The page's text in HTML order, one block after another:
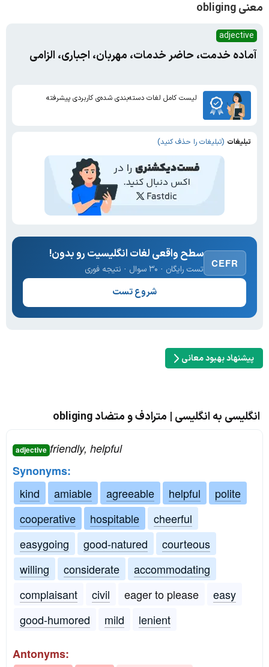
معنی obliging
adjective
آماده خدمت، حاضر خدمات، مهربان، اجباری، الزامی
لیست کامل لغات دسته‌بندی شده‌ی کاربردی پیشرفته
تبلیغات (تبلیغات را حذف کنید)
CEFR
سطح واقعی لغات انگلیسیت رو بدون!
تست رایگان · ۳۰ سوال · نتیجه فوری
شروع تست
پیشنهاد بهبود معانی
انگلیسی به انگلیسی | مترادف و متضاد obliging
adjective friendly, helpful
Synonyms:
kind
amiable agreeable helpful
polite
cooperative
hospitable
cheerful
easygoing
good-natured
courteous
willing
considerate
accommodating
complaisant
civil eager to please
easy
good-humored
mild lenient
Antonyms: